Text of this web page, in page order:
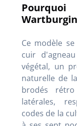
Ce modèle
cuir
végétal, un
naturelle de
brodés
latérales,
codes de la